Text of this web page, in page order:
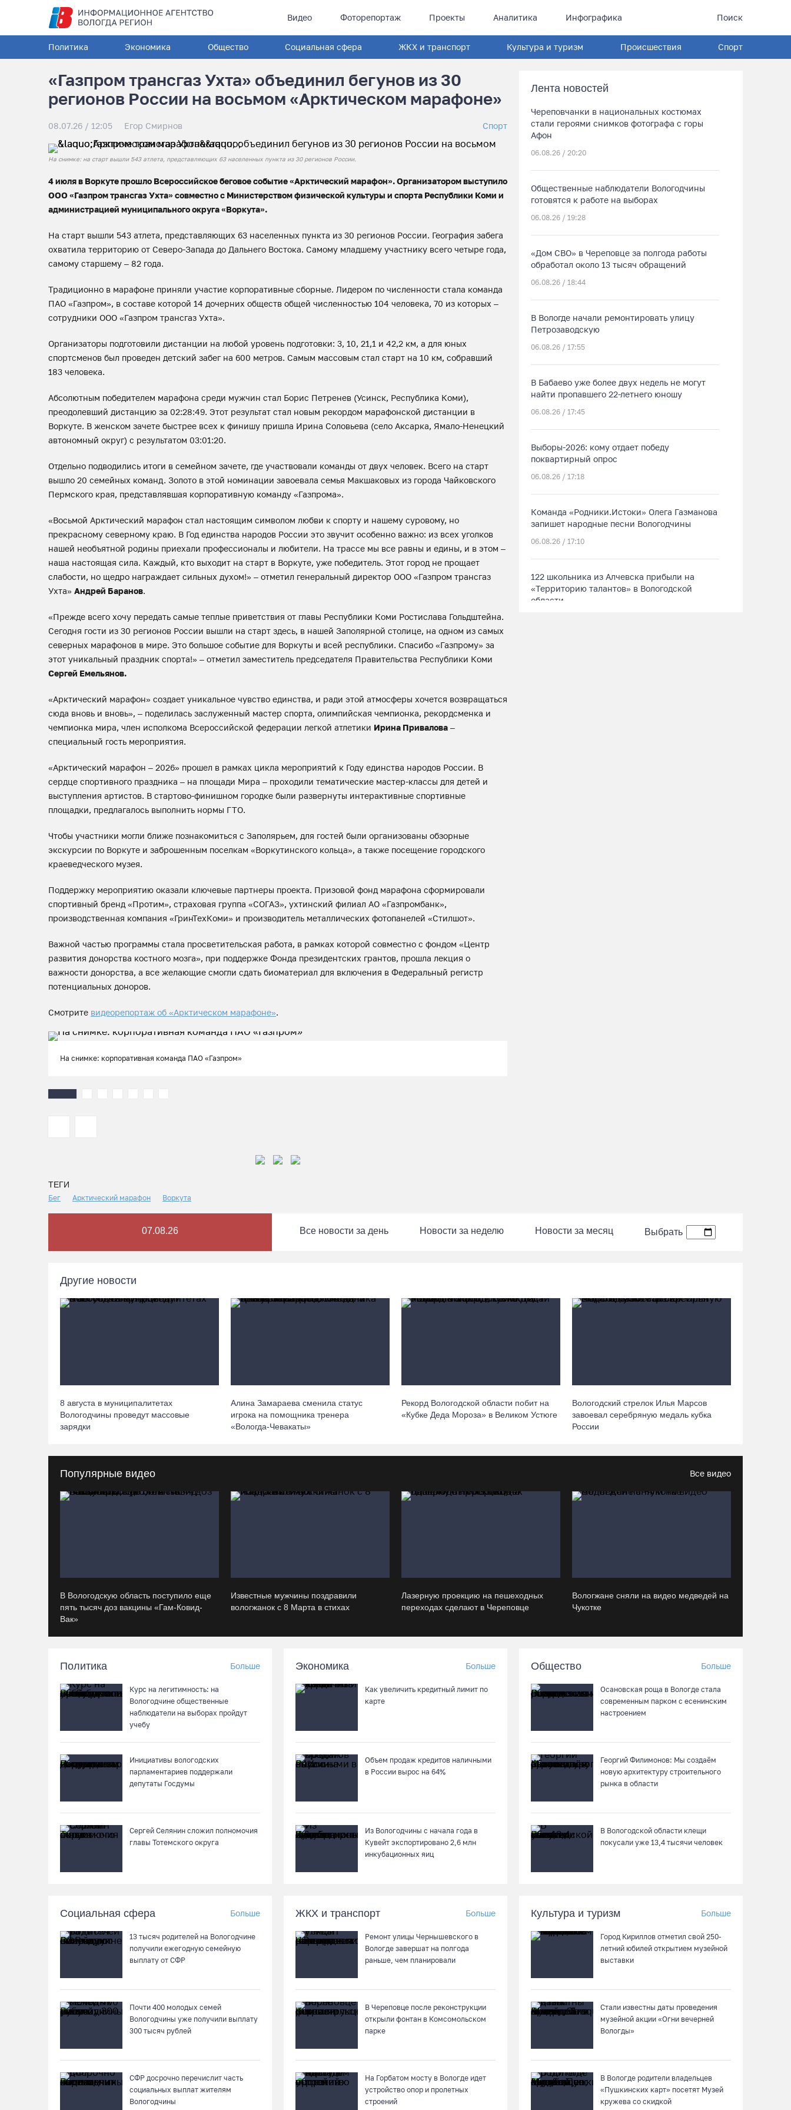
Видео Фоторепортаж Проекты Аналитика Инфографика Поиск
Политика Экономика Общество Социальная сфера ЖКХ и транспорт Культура и туризм Происшествия Спорт
«Газпром трансгаз Ухта» объединил бегунов из 30
регионов России на восьмом «Арктическом марафоне»
08.07.26 / 12:05 Егор Смирнов Спорт
На снимке: на старт вышли 543 атлета, представляющих 63 населенных пункта из 30 регионов России.
4 июля в Воркуте прошло Всероссийское беговое событие «Арктический марафон». Организатором выступило
ООО «Газпром трансгаз Ухта» совместно с Министерством физической культуры и спорта Республики Коми и
администрацией муниципального округа «Воркута».
На старт вышли 543 атлета, представляющих 63 населенных пункта из 30 регионов России. География забега
охватила территорию от Северо-Запада до Дальнего Востока. Самому младшему участнику всего четыре года,
самому старшему – 82 года.
Традиционно в марафоне приняли участие корпоративные сборные. Лидером по численности стала команда
ПАО «Газпром», в составе которой 14 дочерних обществ общей численностью 104 человека, 70 из которых –
сотрудники ООО «Газпром трансгаз Ухта».
Организаторы подготовили дистанции на любой уровень подготовки: 3, 10, 21,1 и 42,2 км, а для юных
спортсменов был проведен детский забег на 600 метров. Самым массовым стал старт на 10 км, собравший
183 человека.
Абсолютным победителем марафона среди мужчин стал Борис Петренев (Усинск, Республика Коми),
преодолевший дистанцию за 02:28:49. Этот результат стал новым рекордом марафонской дистанции в
Воркуте. В женском зачете быстрее всех к финишу пришла Ирина Соловьева (село Аксарка, Ямало-Ненецкий
автономный округ) с результатом 03:01:20.
Отдельно подводились итоги в семейном зачете, где участвовали команды от двух человек. Всего на старт
вышло 20 семейных команд. Золото в этой номинации завоевала семья Макшаковых из города Чайковского
Пермского края, представлявшая корпоративную команду «Газпрома».
«Восьмой Арктический марафон стал настоящим символом любви к спорту и нашему суровому, но
прекрасному северному краю. В Год единства народов России это звучит особенно важно: из всех уголков
нашей необъятной родины приехали профессионалы и любители. На трассе мы все равны и едины, и в этом –
наша настоящая сила. Каждый, кто выходит на старт в Воркуте, уже победитель. Этот город не прощает
слабости, но щедро награждает сильных духом!» – отметил генеральный директор ООО «Газпром трансгаз
Ухта» Андрей Баранов.
«Прежде всего хочу передать самые теплые приветствия от главы Республики Коми Ростислава Гольдштейна.
Сегодня гости из 30 регионов России вышли на старт здесь, в нашей Заполярной столице, на одном из самых
северных марафонов в мире. Это большое событие для Воркуты и всей республики. Спасибо «Газпрому» за
этот уникальный праздник спорта!» – отметил заместитель председателя Правительства Республики Коми
Сергей Емельянов.
«Арктический марафон» создает уникальное чувство единства, и ради этой атмосферы хочется возвращаться
сюда вновь и вновь», – поделилась заслуженный мастер спорта, олимпийская чемпионка, рекордсменка и
чемпионка мира, член исполкома Всероссийской федерации легкой атлетики Ирина Привалова –
специальный гость мероприятия.
«Арктический марафон – 2026» прошел в рамках цикла мероприятий к Году единства народов России. В
сердце спортивного праздника – на площади Мира – проходили тематические мастер-классы для детей и
выступления артистов. В стартово-финишном городке были развернуты интерактивные спортивные
площадки, предлагалось выполнить нормы ГТО.
Чтобы участники могли ближе познакомиться с Заполярьем, для гостей были организованы обзорные
экскурсии по Воркуте и заброшенным поселкам «Воркутинского кольца», а также посещение городского
краеведческого музея.
Поддержку мероприятию оказали ключевые партнеры проекта. Призовой фонд марафона сформировали
спортивный бренд «Протим», страховая группа «СОГАЗ», ухтинский филиал АО «Газпромбанк»,
производственная компания «ГринТехКоми» и производитель металлических фотопанелей «Стилшот».
Важной частью программы стала просветительская работа, в рамках которой совместно с фондом «Центр
развития донорства костного мозга», при поддержке Фонда президентских грантов, прошла лекция о
важности донорства, а все желающие смогли сдать биоматериал для включения в Федеральный регистр
потенциальных доноров.
Смотрите видеорепортаж об «Арктическом марафоне».
На снимке: корпоративная команда ПАО «Газпром»
ТЕГИ
Бег Арктический марафон Воркута
Лента новостей
Череповчанки в национальных костюмах
стали героями снимков фотографа с горы
Афон
06.08.26 / 20:20
Общественные наблюдатели Вологодчины
готовятся к работе на выборах
06.08.26 / 19:28
«Дом СВО» в Череповце за полгода работы
обработал около 13 тысяч обращений
06.08.26 / 18:44
В Вологде начали ремонтировать улицу
Петрозаводскую
06.08.26 / 17:55
В Бабаево уже более двух недель не могут
найти пропавшего 22-летнего юношу
06.08.26 / 17:45
Выборы-2026: кому отдает победу
поквартирный опрос
06.08.26 / 17:18
Команда «Родники.Истоки» Олега Газманова
запишет народные песни Вологодчины
06.08.26 / 17:10
122 школьника из Алчевска прибыли на
«Территорию талантов» в Вологодской
области
тыcячи операций за полгода
06.08.26 / 13:28
В Вологодской области спрогнозировали
Пострадавшего в ДТП под Вологдой
мотоциклиста госпитализировали в
06.08.26 / 12:36
Более 35 тысяч телемедицинских
консультаций проведено на Вологодчине
06.08.26 / 11:59
06.08.26 / 11:43
Череповецкие каратисты взяли серебро и
бронзу на Russia Open - 2026
06.08.26 / 11:39
Вологодская шахматистка в составе сборной
РФ взяла золото «Матча Дружбы» в Китае
врезалась в машину и попала в больницу
В Вологде пресечена деятельность
очередной точки нелегальной продажи
алкоголя
07.08.26 Все новости за день Новости за неделю Новости за месяц Выбрать
Другие новости
8 августа в муниципалитетах
Вологодчины проведут массовые
зарядки
Алина Замараева сменила статус
игрока на помощника тренера
«Вологда-Чевакаты»
Рекорд Вологодской области побит на
«Кубке Деда Мороза» в Великом Устюге
Вологодский стрелок Илья Марсов
завоевал серебряную медаль кубка
России
Популярные видео Все видео
В Вологодскую область поступило еще
пять тысяч доз вакцины «Гам-Ковид-
Вак»
Известные мужчины поздравили
вологжанок с 8 Марта в стихах
Лазерную проекцию на пешеходных
переходах сделают в Череповце
Вологжане сняли на видео медведей на
Чукотке
Политика Больше
Курс на легитимность: на
Вологодчине общественные
наблюдатели на выборах пройдут
учебу
Инициативы вологодских
парламентариев поддержали
депутаты Госдумы
Сергей Селянин сложил полномочия
главы Тотемского округа
Экономика Больше
Как увеличить кредитный лимит по
карте
Объем продаж кредитов наличными
в России вырос на 64%
Из Вологодчины с начала года в
Кувейт экспортировано 2,6 млн
инкубационных яиц
Общество Больше
Осановская роща в Вологде стала
современным парком с есенинским
настроением
Георгий Филимонов: Мы создаём
новую архитектуру строительного
рынка в области
В Вологодской области клещи
покусали уже 13,4 тысячи человек
Социальная сфера Больше
13 тысяч родителей на Вологодчине
получили ежегодную семейную
выплату от СФР
Почти 400 молодых семей
Вологодчины уже получили выплату
300 тысяч рублей
СФР досрочно перечислит часть
социальных выплат жителям
Вологодчины
ЖКХ и транспорт Больше
Ремонт улицы Чернышевского в
Вологде завершат на полгода
раньше, чем планировали
В Череповце после реконструкции
открыли фонтан в Комсомольском
парке
На Горбатом мосту в Вологде идет
устройство опор и пролетных
строений
Культура и туризм Больше
Город Кириллов отметил свой 250-
летний юбилей открытием музейной
выставки
Стали известны даты проведения
музейной акции «Огни вечерней
Вологды»
В Вологде родители владельцев
«Пушкинских карт» посетят Музей
кружева со скидкой